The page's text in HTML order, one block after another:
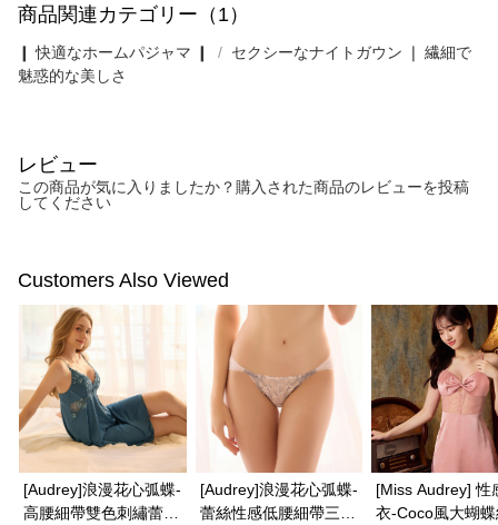
商品関連カテゴリー（1）
❙ 快適なホームパジャマ ❙
セクシーなナイトガウン ❘ 繊細で
魅惑的な美しさ
レビュー
この商品が気に入りましたか？購入された商品のレビューを投稿
してください
Customers Also Viewed
[Audrey]浪漫花心弧蝶-
高腰細帶雙色刺繡蕾絲
[Audrey]浪漫花心弧蝶-
蕾絲性感低腰細帶三角
[Miss Audrey] 性
衣-Coco風大蝴